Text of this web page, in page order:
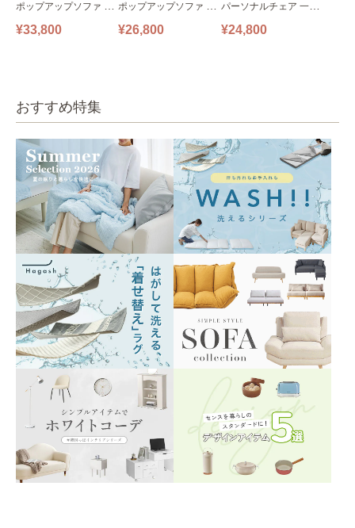
ポップアップソファ ソ
ファ フロアソファ 幅14
¥33,800
ポップアップソファ ソ
ファ フロアソファ 幅10
¥26,800
パーソナルチェア 一人
掛けソファ O’HANA ソ
¥24,800
おすすめ特集